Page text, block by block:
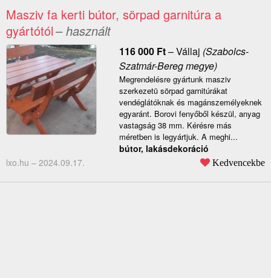
Masziv fa kerti bútor, sörpad garnitúra a
gyártótól– használt
116 000 Ft–Vállaj (Szabolcs-
Szatmár-Bereg megye)
Megrendelésre gyártunk masziv
szerkezetü sörpad garnitúrákat
vendéglátóknak és magánszemélyeknek
egyaránt. Borovi fenyőből készül, anyag
vastagság 38 mm. Kérésre más
méretben is legyártjuk. A meghi...
bútor, lakásdekoráció
lxo.hu – 2024.09.17. Kedvencekbe